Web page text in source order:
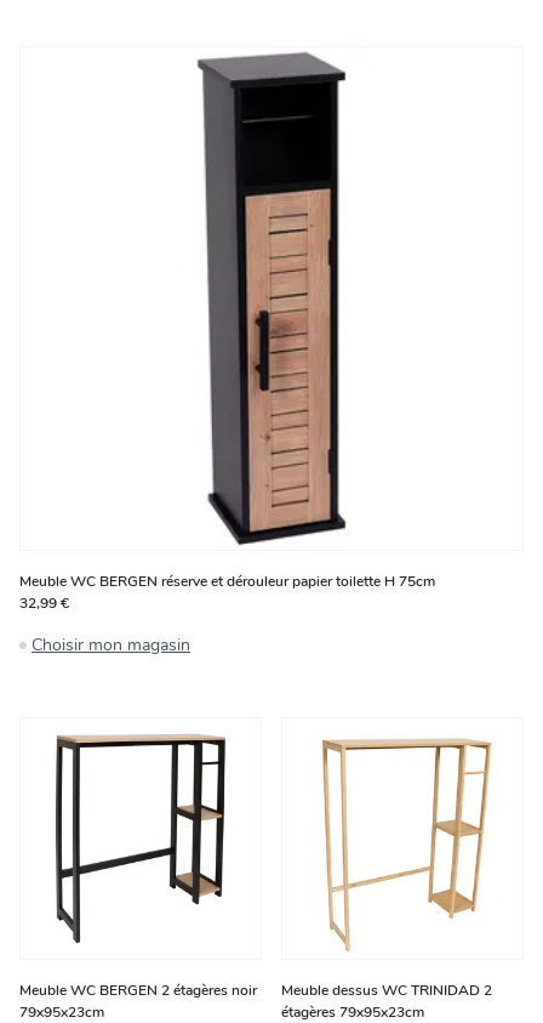
Meuble WC BERGEN réserve et dérouleur papier toilette H 75cm
32,99 €
Choisir mon magasin
Meuble WC BERGEN 2 étagères noir
79x95x23cm
Meuble dessus WC TRINIDAD 2
étagères 79x95x23cm